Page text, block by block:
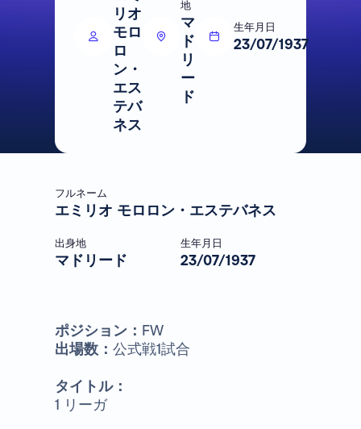
リオ
モロ
ロ
ン・
エス
テバ
ネス
地
マ
ド
リ
ー
ド
生年月日
23/07/1937
フルネーム
エミリオ モロロン・エステバネス
出身地
マドリード
生年月日
23/07/1937
ポジション： FW
出場数： 公式戦1試合
タイトル：
1 リーガ